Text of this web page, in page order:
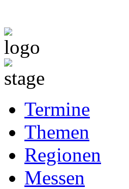
Termine
Themen
Regionen
Messen